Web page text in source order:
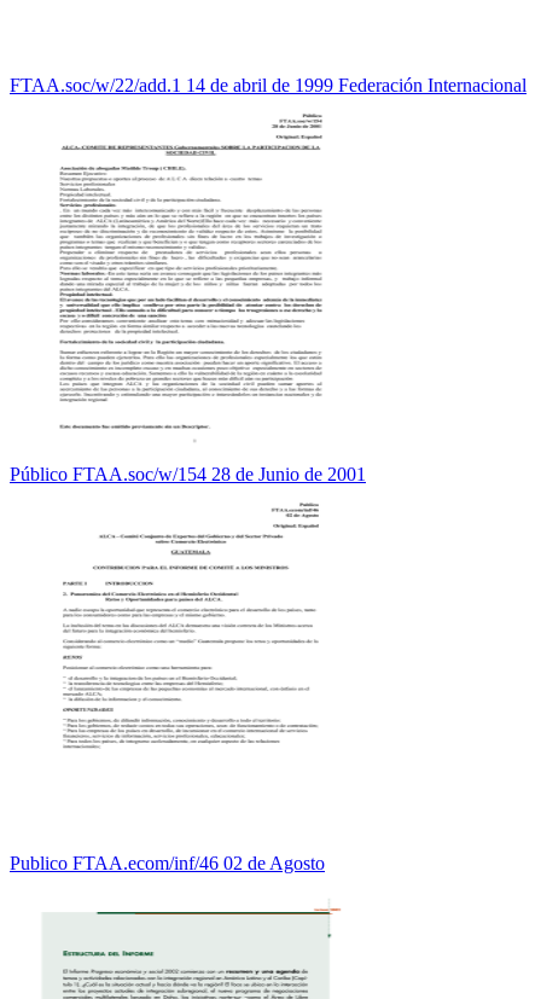
FTAA.soc/w/22/add.1 14 de abril de 1999 Federación Internacional
Público FTAA.soc/w/154 28 de Junio de 2001
Publico FTAA.ecom/inf/46 02 de Agosto